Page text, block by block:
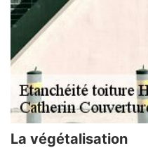
La végétalisation